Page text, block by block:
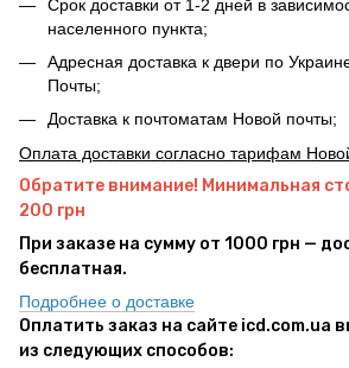
Срок доставки от 1-2 дней в
населенного пункта;
Адресная доставка к двери по
Почты;
Доставка к почтоматам Новой почты;
Оплата доставки согласно тарифам
Обратите внимание! Минимальная
200 грн
При заказе на сумму от 1000 грн —
бесплатная.
Подробнее о доставке
Оплатить заказ на сайте icd.com.ua
из следующих способов: